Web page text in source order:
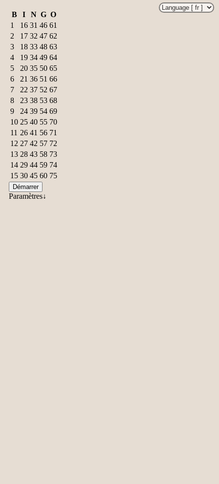
B I N G O
1
16 31 46 61
2
17 32 47 62
3
18 33 48 63
4
19 34 49 64
5
20 35 50 65
6
21 36 51 66
7
22 37 52 67
8
23 38 53 68
9
24 39 54 69
10 25 40 55 70
11 26 41 56 71
12 27 42 57 72
13 28 43 58 73
14 29 44 59 74
15 30 45 60 75
Démarrer
Paramètres↓